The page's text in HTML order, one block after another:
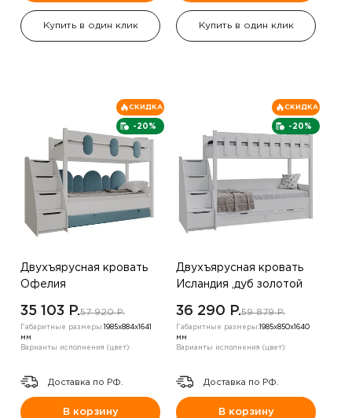
Купить в один клик Купить в один клик
-20%
СКИДКА
Двухъярусная кровать
Офелия
35 103 P.57 920 P.
Габаритные размеры: 1985х884х1641
мм
Варианты исполнения (цвет):
Доставка по РФ.
В корзину
-20%
СКИДКА
Двухъярусная кровать
Исландия ,дуб золотой
36 290 P.59 879 P.
Габаритные размеры: 1985х850х1640
мм
Варианты исполнения (цвет):
Доставка по РФ.
В корзину